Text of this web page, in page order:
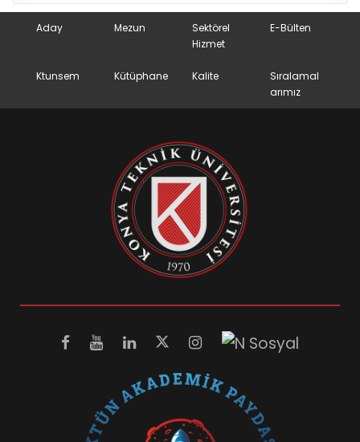
Aday Mezun
Sektörel
Hizmet
E-Bülten
Ktunsem Kütüphane Kalite
Sıralamal
arımız